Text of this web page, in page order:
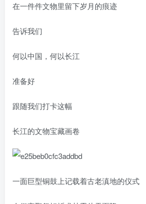
在一件件文物里留下岁月的痕迹
告诉我们
何以中国，何以长江
准备好
跟随我们打卡这幅
长江的文物宝藏画卷
一面巨型铜鼓上记载着古老滇地的仪式